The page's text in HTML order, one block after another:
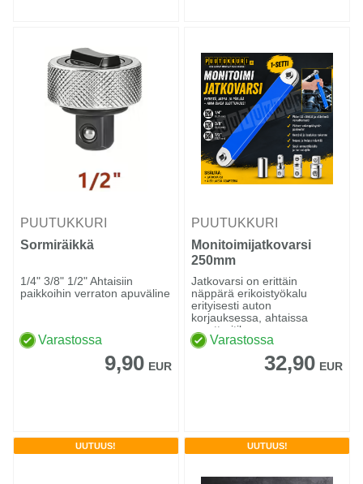
PUUTUKKURI
Sormiräikkä
1/4" 3/8" 1/2" Ahtaisiin
paikkoihin verraton apuväline
Varastossa
9,90 EUR
PUUTUKKURI
Monitoimijatkovarsi
250mm
Jatkovarsi on erittäin
näppärä erikoistyökalu
erityisesti auton
korjauksessa, ahtaissa
moottoritilo...
Varastossa
32,90 EUR
UUTUUS! UUTUUS!